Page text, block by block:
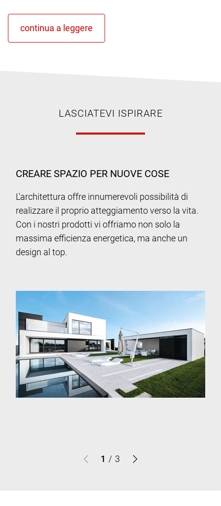
LASCIATEVI ISPIRARE
CREARE SPAZIO PER NUOVE COSE
L'architettura offre innumerevoli possibilità di
realizzare il proprio atteggiamento verso la vita.
Con i nostri prodotti vi offriamo non solo la
massima efficienza energetica, ma anche un
design al top.
1 / 3